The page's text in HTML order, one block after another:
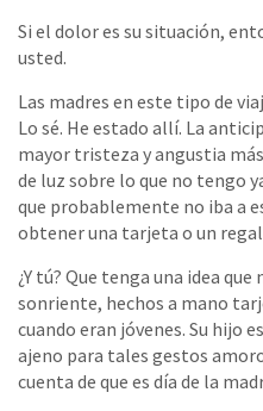
Si el dolor es su situación,
usted.
Las madres en este tipo de
Lo sé. He estado allí. La
mayor tristeza y angustia
de luz sobre lo que no tengo
que probablemente no iba a
obtener una tarjeta o un
¿Y tú? Que tenga una idea
sonriente, hechos a mano
cuando eran jóvenes. Su hijo
ajeno para tales gestos
cuenta de que es día de la